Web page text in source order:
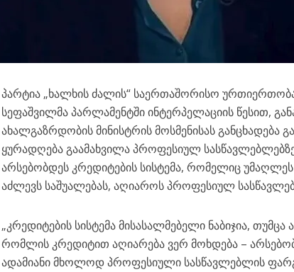
პარტია „ხალხის ძალის“ საერთაშორისო
სეფაშვილმა პარლამენტში ინტერპელაციის წესით,
ახალგაზრდობის მინისტრის მოსმენისას განცხადება
ყურადღება გაამახვილა პროფესიულ
არსებობდეს კრედიტების სისტემა, რომელიც
აძლევს საშუალებას, აღიაროს პროფესიულ
„კრედიტების სისტემა მისასალმებელი ნაბიჯია,
რომლის კრედიტით აღიარება ვერ მოხდება –
ადამიანი მხოლოდ პროფესიული სასწავლებლის